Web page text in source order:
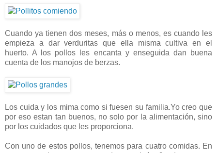
Cuando ya tienen dos meses, más o menos, es cuando les
empieza a dar verduritas que ella misma cultiva en el
huerto. A los pollos les encanta y enseguida dan buena
cuenta de los manojos de berzas.
Los cuida y los mima como si fuesen su familia.Yo creo que
por eso estan tan buenos, no solo por la alimentación, sino
por los cuidados que les proporciona.
Con uno de estos pollos, tenemos para cuatro comidas. En